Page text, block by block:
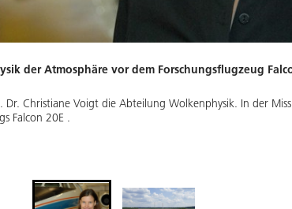
der Atmosphäre vor dem Forschungsflugzeug
Christiane Voigt die Abteilung Wolkenphysik. In der
Falcon 20E .